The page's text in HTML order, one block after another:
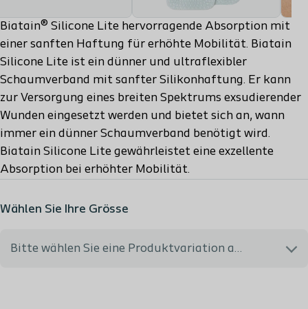
Biatain® Silicone Lite hervorragende Absorption mit
einer sanften Haftung für erhöhte Mobilität. Biatain
Silicone Lite ist ein dünner und ultraflexibler
Schaumverband mit sanfter Silikonhaftung. Er kann
zur Versorgung eines breiten Spektrums exsudierender
Wunden eingesetzt werden und bietet sich an, wann
immer ein dünner Schaumverband benötigt wird.
Biatain Silicone Lite gewährleistet eine exzellente
Absorption bei erhöhter Mobilität.
Wählen Sie Ihre Grösse
Bitte wählen Sie eine Produktvariation aus